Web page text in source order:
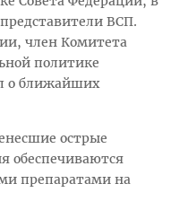
ВСП.
член Комитета
политике
о ближайших
острые
обеспечиваются
препаратами на